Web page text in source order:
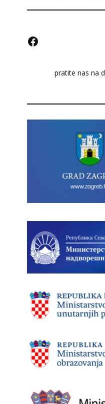
F
e
pratite nas na